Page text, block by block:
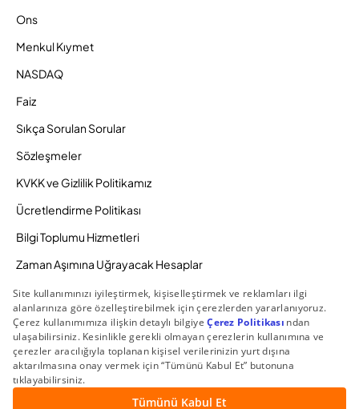
Ons
Menkul Kıymet
NASDAQ
Faiz
Sıkça Sorulan Sorular
Sözleşmeler
KVKK ve Gizlilik Politikamız
Ücretlendirme Politikası
Bilgi Toplumu Hizmetleri
Zaman Aşımına Uğrayacak Hesaplar
Duyurular ve Kampanyalar
© 2026 Gedik Yatırım Menkul Değerler AŞ. Tüm Hakları